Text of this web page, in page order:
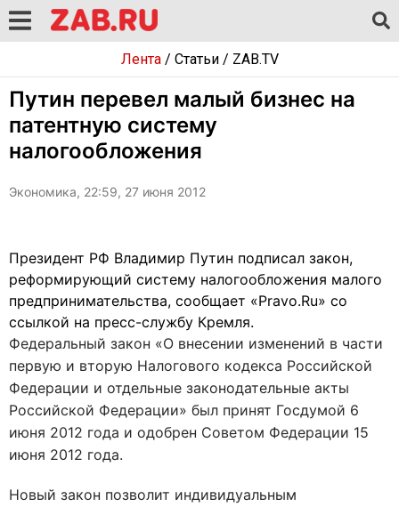
Лента/ Статьи/ ZAB.TV
Путин перевел малый бизнес на
патентную систему
налогообложения
Экономика, 22:59, 27 июня 2012
Президент РФ Владимир Путин подписал закон,
реформирующий систему налогообложения малого
предпринимательства, сообщает «Pravo.Ru» со
ссылкой на пресс-службу Кремля.
Федеральный закон «О внесении изменений в части
первую и вторую Налогового кодекса Российской
Федерации и отдельные законодательные акты
Российской Федерации» был принят Госдумой 6
июня 2012 года и одобрен Советом Федерации 15
июня 2012 года.
Новый закон позволит индивидуальным